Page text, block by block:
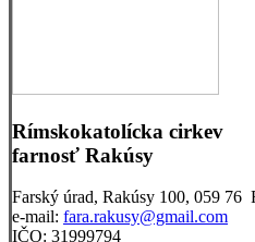
Rímskokatolícka cirkev
farnosť Rakúsy
Farský úrad, Rakúsy 100, 059 76
e-mail: fara.rakusy@gmail.com
IČO: 31999794